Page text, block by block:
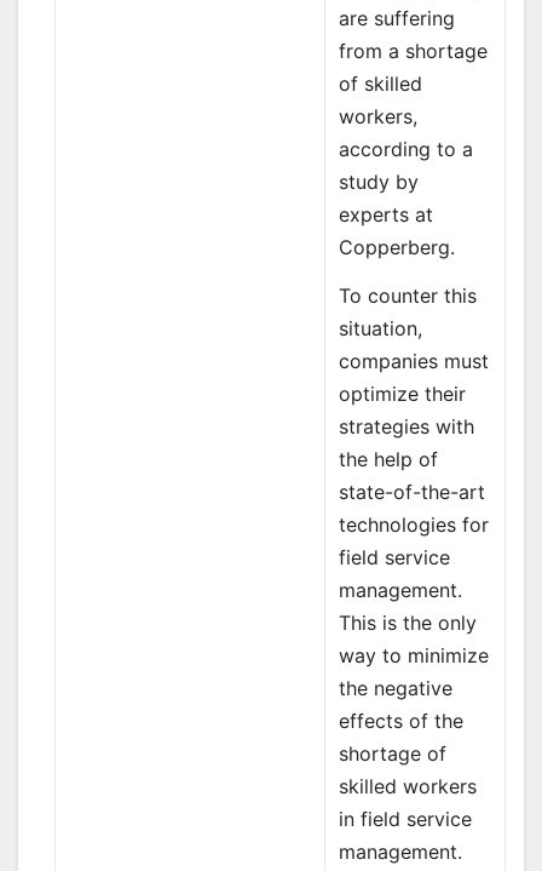
are suffering
from a shortage
of skilled
workers,
according to a
study by
experts at
Copperberg.
To counter this
situation,
companies must
optimize their
strategies with
the help of
state-of-the-art
technologies for
field service
management.
This is the only
way to minimize
the negative
effects of the
shortage of
skilled workers
in field service
management.